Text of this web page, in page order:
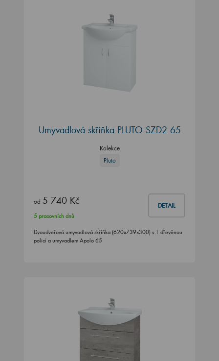
Umyvadlová skříňka PLUTO SZD2 65
Kolekce
Pluto
od 5 740 Kč DETAIL
5 pracovních dnů
Dvoudveřová umyvadlová skříňka (620x739x300) s 1 dřevěnou
policí a umyvadlem Apolo 65